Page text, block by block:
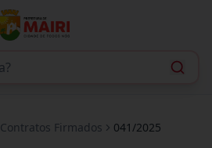
Contratos Firmados 041/2025